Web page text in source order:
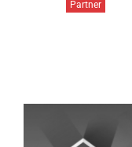
Partner